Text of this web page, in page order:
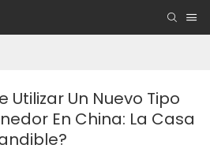
Utilizar Un Nuevo Tipo
En China: La Casa